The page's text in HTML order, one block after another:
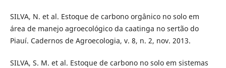
SILVA, N. et al. Estoque de carbono orgânico no solo em
área de manejo agroecológico da caatinga no sertão do
Piauí. Cadernos de Agroecologia, v. 8, n. 2, nov. 2013.
SILVA, S. M. et al. Estoque de carbono no solo em sistemas